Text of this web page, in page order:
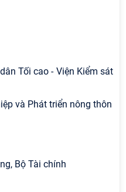
Tối cao - Viện Kiểm sát
và Phát triển nông thôn
Bộ Tài chính